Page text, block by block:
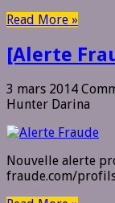
Read More »
[Alerte
3 mars 2014
Hunter Darina
Nouvelle alerte
fraude.com/